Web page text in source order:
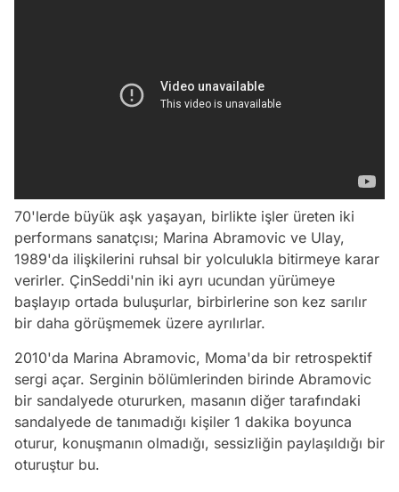
70'lerde büyük aşk yaşayan, birlikte işler üreten iki
performans sanatçısı; Marina Abramovic ve Ulay,
1989'da ilişkilerini ruhsal bir yolculukla bitirmeye karar
verirler. ÇinSeddi'nin iki ayrı ucundan yürümeye
başlayıp ortada buluşurlar, birbirlerine son kez sarılır
bir daha görüşmemek üzere ayrılırlar.
2010'da Marina Abramovic, Moma'da bir retrospektif
sergi açar. Serginin bölümlerinden birinde Abramovic
bir sandalyede otururken, masanın diğer tarafındaki
sandalyede de tanımadığı kişiler 1 dakika boyunca
oturur, konuşmanın olmadığı, sessizliğin paylaşıldığı bir
oturuştur bu.